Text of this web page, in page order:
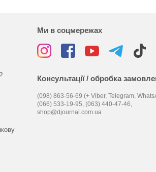
Ми в соцмережах
Консультації / обробка
(098) 863-56-69 (+ Viber, Telegram,
(066) 533-19-95, (063) 440-47-46,
shop@djournal.com.ua